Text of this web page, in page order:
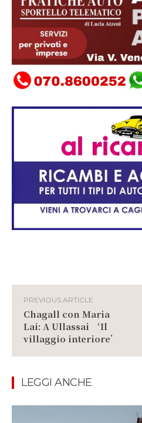
PREVIOUS ARTICLE
Chagall con Maria
Lai: A Ullassai ‘Il
villaggio interiore’
LEGGI ANCHE